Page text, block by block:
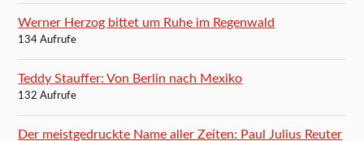
Werner Herzog bittet um Ruhe im Regenwald
134 Aufrufe
Teddy Stauffer: Von Berlin nach Mexiko
132 Aufrufe
Der meistgedruckte Name aller Zeiten: Paul Julius Reuter